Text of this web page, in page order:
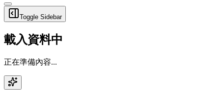
Toggle Sidebar
載入資料中
正在準備內容...